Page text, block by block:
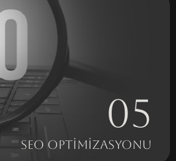
05
SEO OPTİMİZASYONU